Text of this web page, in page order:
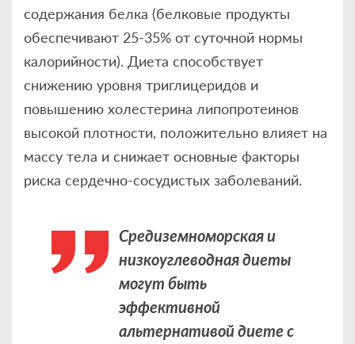
содержания белка (белковые продукты
обеспечивают 25-35% от суточной нормы
калорийности). Диета способствует
снижению уровня триглицеридов и
повышению холестерина липопротеинов
высокой плотности, положительно влияет на
массу тела и снижает основные факторы
риска сердечно-сосудистых заболеваний.
Средиземноморская и
низкоуглеводная диеты
могут быть
эффективной
альтернативой диете с